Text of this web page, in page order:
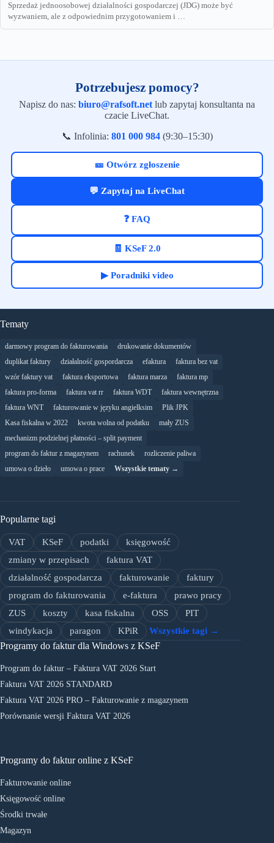
Sprzedaż jednoosobowej działalności gospodarczej (JDG) może być
wyzwaniem, ale z odpowiednim przygotowaniem i …
Potrzebujesz pomocy?
Napisz do nas: biuro@rafsoft.net lub zapytaj konsultanta na
czacie LiveChat.
📞 Infolinia: 801 000 984(9:30–15:30)
🎫 Otwórz zgłoszenie
💬 Zapytaj na LiveChat
❓ FAQ
🧾 KSeF 2.0
▶ Poradniki video
Tematy
darmowy program do fakturowania
drukowanie dokumentów
duplikat faktury
działalność gospordarcza efaktura
faktura bez vat
wzór faktury vat
faktura eksportowa faktura marza
faktura mp
faktura pro-forma
faktura vat rr faktura WDT
faktura wewnętrzna
faktura WNT
fakturowanie w języku angielksim
Plik JPK
Kasa fiskalna w 2022
kwota wolna od podatku
mały ZUS
mechanizm podzielnej płatności – split payment
program do faktur z magazynem
rachunek
rozliczenie paliwa
umowa o dzieło
umowa o prace Wszystkie tematy →
Popularne tagi
VAT KSeF podatki
księgowość
zmiany w przepisach
faktura VAT
działalność gospodarcza
fakturowanie
faktury
program do fakturowania
e-faktura
prawo pracy
ZUS
koszty kasa fiskalna OSS
PIT
windykacja
paragon KPiR Wszystkie tagi →
Programy do faktur dla Windows z KSeF
Program do faktur – Faktura VAT 2026 Start
Faktura VAT 2026 STANDARD
Faktura VAT 2026 PRO – Fakturowanie z magazynem
Porównanie wersji Faktura VAT 2026
Programy do faktur online z KSeF
Fakturowanie online
Księgowość online
Środki trwałe
Magazyn